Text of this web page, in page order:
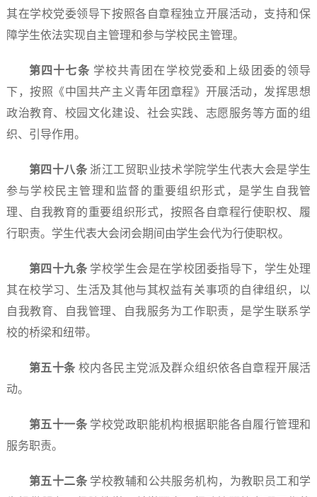
其在学校党委领导下按照各自章程独立开展活动，支持和保
障学生依法实现自主管理和参与学校民主管理。
第四十七条 学校共青团在学校党委和上级团委的领导
下，按照《中国共产主义青年团章程》开展活动，发挥思想
政治教育、校园文化建设、社会实践、志愿服务等方面的组
织、引导作用。
第四十八条 浙江工贸职业技术学院学生代表大会是学生
参与学校民主管理和监督的重要组织形式，是学生自我管
理、自我教育的重要组织形式，按照各自章程行使职权、履
行职责。学生代表大会闭会期间由学生会代为行使职权。
第四十九条 学校学生会是在学校团委指导下，学生处理
其在校学习、生活及其他与其权益有关事项的自律组织，以
自我教育、自我管理、自我服务为工作职责，是学生联系学
校的桥梁和纽带。
第五十条 校内各民主党派及群众组织依各自章程开展活
动。
第五十一条 学校党政职能机构根据职能各自履行管理和
服务职责。
第五十二条 学校教辅和公共服务机构，为教职员工和学